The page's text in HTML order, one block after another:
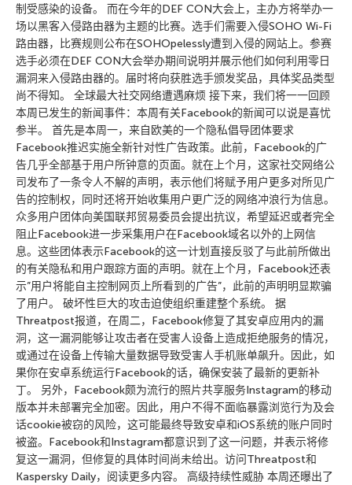
制受感染的设备。 而在今年的DEF CON大会上，主办方将举办一
场以黑客入侵路由器为主题的比赛。选手们需要入侵SOHO Wi-Fi
路由器，比赛规则公布在SOHOpelessly遭到入侵的网站上。参赛
选手必须在DEF CON大会举办期间说明并展示他们如何利用零日
漏洞来入侵路由器的。届时将向获胜选手颁发奖品，具体奖品类型
尚不得知。 全球最大社交网络遭遇麻烦 接下来，我们将一一回顾
本周已发生的新闻事件：本周有关Facebook的新闻可以说是喜忧
参半。 首先是本周一，来自欧美的一个隐私倡导团体要求
Facebook推迟实施全新针对性广告政策。此前，Facebook的广
告几乎全部基于用户所钟意的页面。就在上个月，这家社交网络公
司发布了一条令人不解的声明，表示他们将赋予用户更多对所见广
告的控制权，同时还将开始收集用户更广泛的网络冲浪行为信息。
众多用户团体向美国联邦贸易委员会提出抗议，希望延迟或者完全
阻止Facebook进一步采集用户在Facebook域名以外的上网信
息。这些团体表示Facebook的这一计划直接反驳了与此前所做出
的有关隐私和用户跟踪方面的声明。就在上个月，Facebook还表
示”用户将能自主控制网页上所看到的广告”，此前的声明明显欺骗
了用户。 破坏性巨大的攻击迫使组织重建整个系统。 据
Threatpost报道，在周二，Facebook修复了其安卓应用内的漏
洞，这一漏洞能够让攻击者在受害人设备上造成拒绝服务的情况，
或通过在设备上传输大量数据导致受害人手机账单飙升。因此，如
果你在安卓系统运行Facebook的话，确保安装了最新的更新补
丁。 另外，Facebook颇为流行的照片共享服务Instagram的移动
版本并未部署完全加密。因此，用户不得不面临暴露浏览行为及会
话cookie被窃的风险，这可能最终导致安卓和iOS系统的账户同时
被盗。Facebook和Instagram都意识到了这一问题，并表示将修
复这一漏洞，但修复的具体时间尚未给出。访问Threatpost和
Kaspersky Daily，阅读更多内容。 高级持续性威胁 本周还曝出了